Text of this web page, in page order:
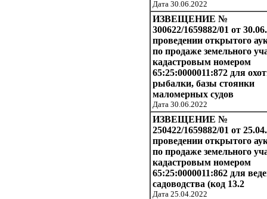
Дата 30.06.2022
ИЗВЕЩЕНИЕ №
300622/1659882/01 от
проведении открытого
по продаже земельного
кадастровым номером
65:25:0000011:872 для
рыбалки, базы стоянки
маломерных судов
Дата 30.06.2022
ИЗВЕЩЕНИЕ №
250422/1659882/01 от
проведении открытого
по продаже земельного
кадастровым номером
65:25:0000011:862 для
садоводства (код 13.2
Дата 25.04.2022